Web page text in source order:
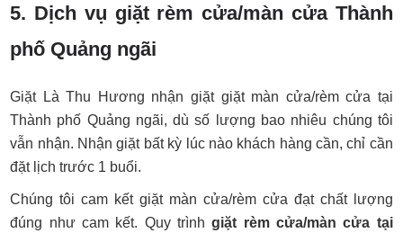
5. Dịch vụ giặt rèm cửa/màn cửa Thành
phố Quảng ngãi
Giặt Là Thu Hương nhận giặt giặt màn cửa/rèm cửa tại
Thành phố Quảng ngãi, dù số lượng bao nhiêu chúng tôi
vẫn nhận. Nhận giặt bất kỳ lúc nào khách hàng cần, chỉ cần
đặt lịch trước 1 buổi.
Chúng tôi cam kết giặt màn cửa/rèm cửa đạt chất lượng
đúng như cam kết. Quy trìnhgiặt rèm cửa/màn cửa tại